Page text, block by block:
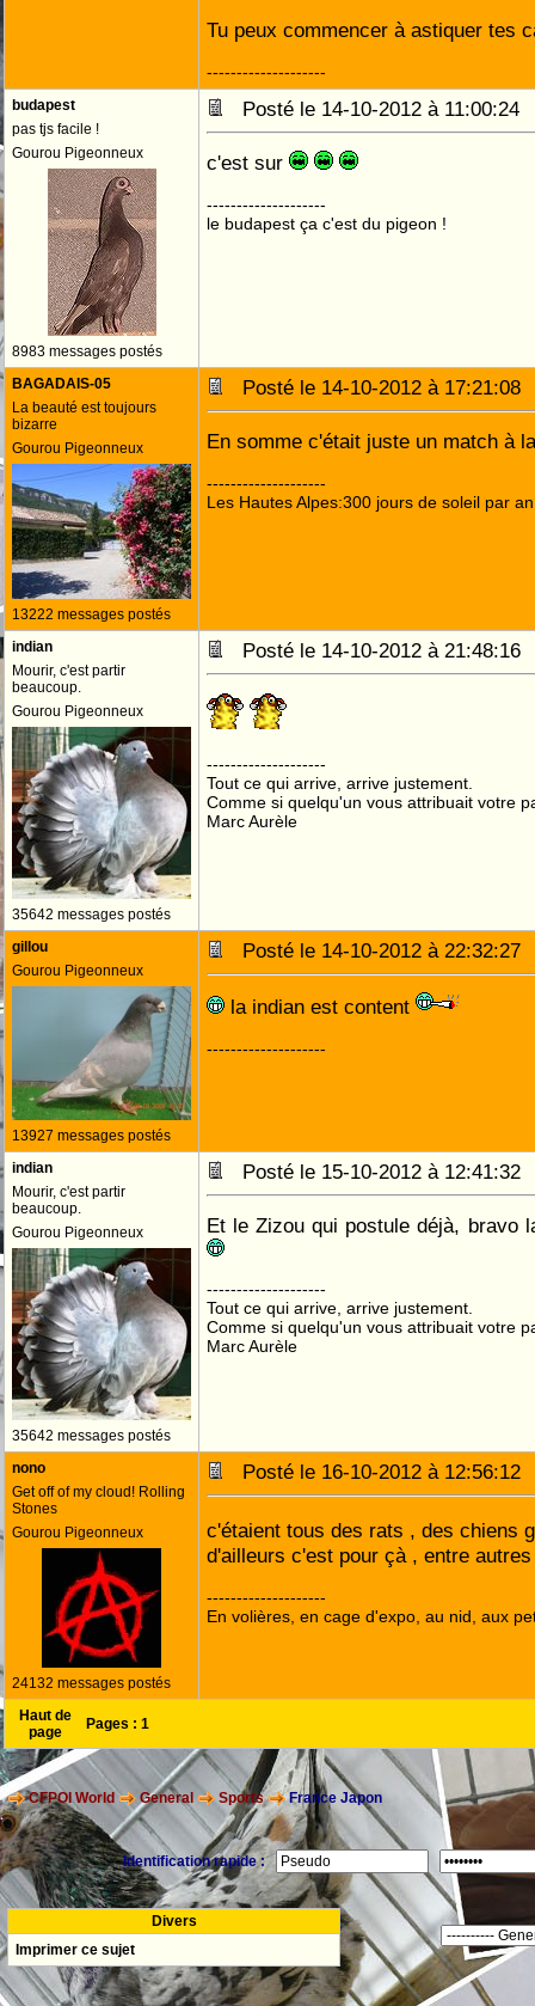
Tu peux commencer à astiquer tes
--------------------
budapest
pas tjs facile !
Gourou Pigeonneux
8983 messages postés
Posté le 14-10-2012 à
c'est sur
--------------------
le budapest ça c'est du pigeon !
BAGADAIS-05
La beauté est toujours
bizarre
Gourou Pigeonneux
13222 messages postés
Posté le 14-10-2012 à
En somme c'était juste un match à
--------------------
Les Hautes Alpes:300 jours de soleil par an
indian
Mourir, c'est partir
beaucoup.
Gourou Pigeonneux
35642 messages postés
Posté le 14-10-2012 à
--------------------
Tout ce qui arrive, arrive justement.
Comme si quelqu'un vous attribuait votre
Marc Aurèle
gillou
Gourou Pigeonneux
13927 messages postés
Posté le 14-10-2012 à
la indian est content
--------------------
indian
Mourir, c'est partir
beaucoup.
Gourou Pigeonneux
35642 messages postés
Posté le 15-10-2012 à
Et le Zizou qui postule déjà, bravo
--------------------
Tout ce qui arrive, arrive justement.
Comme si quelqu'un vous attribuait votre
Marc Aurèle
nono
Get off of my cloud! Rolling
Stones
Gourou Pigeonneux
24132 messages postés
Posté le 16-10-2012 à
c'étaient tous des rats , des chiens
d'ailleurs c'est pour çà , entre
--------------------
En volières, en cage d'expo, au nid, aux
Haut de
page
Pages : 1
CFPOI World General Sports France Japon
Identification rapide :
Divers
Imprimer ce sujet